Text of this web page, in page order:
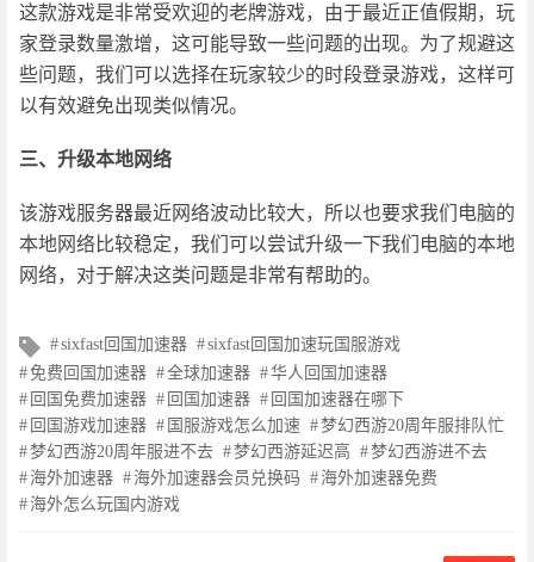
这款游戏是非常受欢迎的老牌游戏，由于最近正值假期，玩
家登录数量激增，这可能导致一些问题的出现。为了规避这
些问题，我们可以选择在玩家较少的时段登录游戏，这样可
以有效避免出现类似情况。
三、升级本地网络
该游戏服务器最近网络波动比较大，所以也要求我们电脑的
本地网络比较稳定，我们可以尝试升级一下我们电脑的本地
网络，对于解决这类问题是非常有帮助的。
文
章
标
签
sixfast回国加速器
sixfast回国加速玩国服游戏
免费回国加速器
全球加速器
华人回国加速器
回国免费加速器
回国加速器
回国加速器在哪下
回国游戏加速器
国服游戏怎么加速
梦幻西游20周年服排队忙
梦幻西游20周年服进不去
梦幻西游延迟高
梦幻西游进不去
海外加速器
海外加速器会员兑换码
海外加速器免费
海外怎么玩国内游戏